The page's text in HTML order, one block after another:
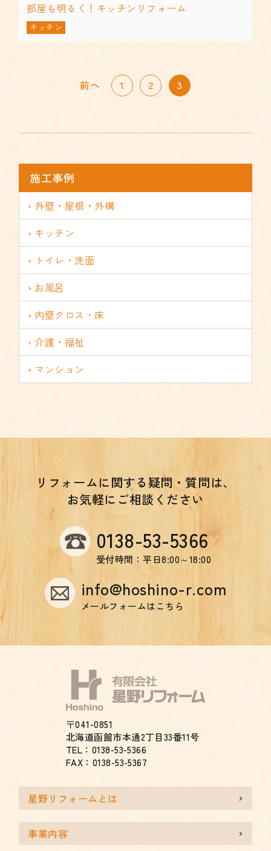
部屋も明るく！キッチンリフォーム
キッチン
前へ 1 2 3
施工事例
外壁・屋根・外構
キッチン
トイレ・洗面
お風呂
内壁クロス・床
介護・福祉
マンション
リフォームに関する疑問・質問は、
お気軽にご相談ください
0138-53-5366
受付時間：平日8:00～18:00
info@hoshino-r.com
メールフォームはこちら
〒041-0851
北海道函館市本通2丁目33番11号
TEL：0138-53-5366
FAX：0138-53-5367
星野リフォームとは
事業内容